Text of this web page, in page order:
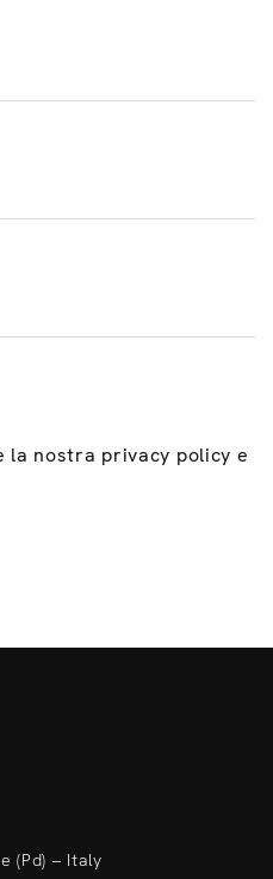
la nostra privacy policy e
(Pd) – Italy